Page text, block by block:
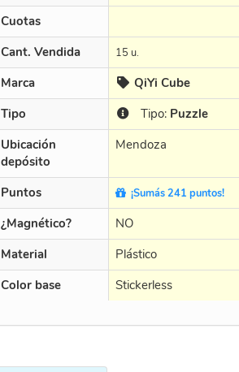
Cuotas
Cant. Vendida 15 u.
Marca QiYi Cube
Tipo
Tipo: Puzzle
Ubicación
depósito
Mendoza
Puntos ¡Sumás 241 puntos!
¿Magnético? NO
Material
Plástico
Color base
Stickerless